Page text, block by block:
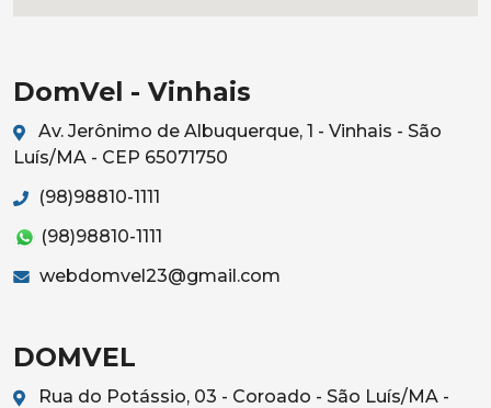
DomVel - Vinhais
Av. Jerônimo de Albuquerque, 1 - Vinhais - São
Luís/MA - CEP 65071750
(98)98810-1111
(98)98810-1111
webdomvel23@gmail.com
DOMVEL
Rua do Potássio, 03 - Coroado - São Luís/MA -